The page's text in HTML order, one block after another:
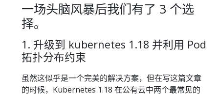
一场头脑风暴后我们有了 3 个选
择。
1. 升级到 kubernetes 1.18 并利用 Pod
拓扑分布约束
虽然这似乎是一个完美的解决方案，但在写这篇文章
的时候，Kubernetes 1.18 在公有云中两个最常见的